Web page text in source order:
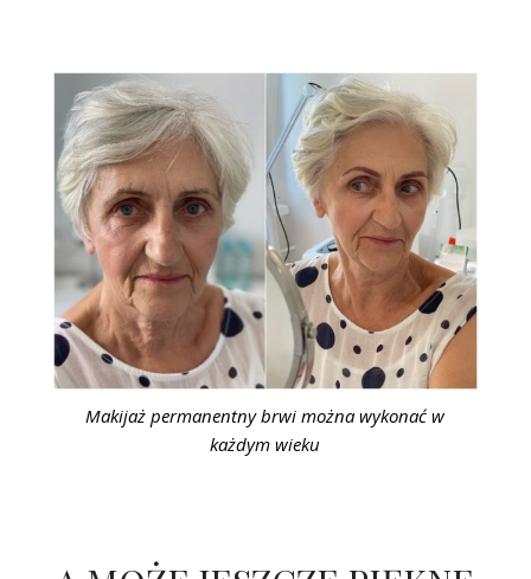
Makijaż permanentny brwi można wykonać w
każdym wieku